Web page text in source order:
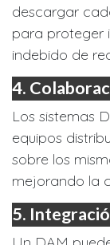
descargar
para proteger
indebido de
4.
Los sistemas
equipos
sobre los
mejorando la
5.